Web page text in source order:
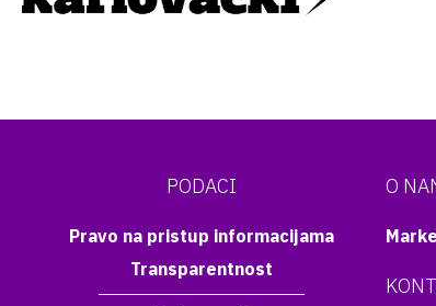
PODACI
Pravo na pristup informacijama
Transparentnost
O